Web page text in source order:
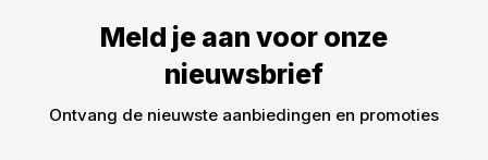
Meld je aan voor onze
nieuwsbrief
Ontvang de nieuwste aanbiedingen en promoties